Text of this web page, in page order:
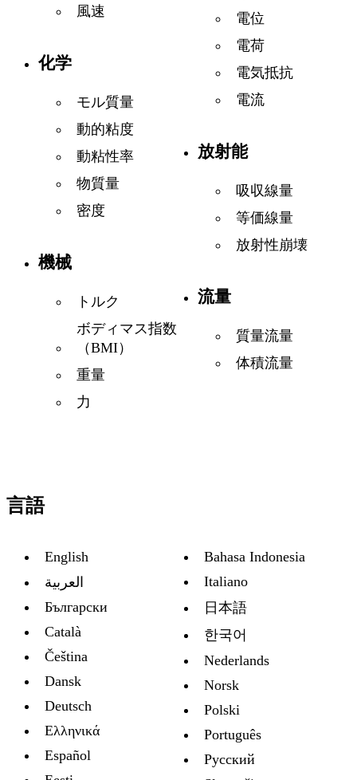
風速
化学
モル質量
動的粘度
動粘性率
物質量
密度
機械
トルク
ボディマス指数
（BMI）
重量
力
電位
電荷
電気抵抗
電流
放射能
吸収線量
等価線量
放射性崩壊
流量
質量流量
体積流量
言語
English
العربية
Български
Català
Čeština
Dansk
Deutsch
Ελληνικά
Español
Bahasa Indonesia
Italiano
日本語
한국어
Nederlands
Norsk
Polski
Português
Русский